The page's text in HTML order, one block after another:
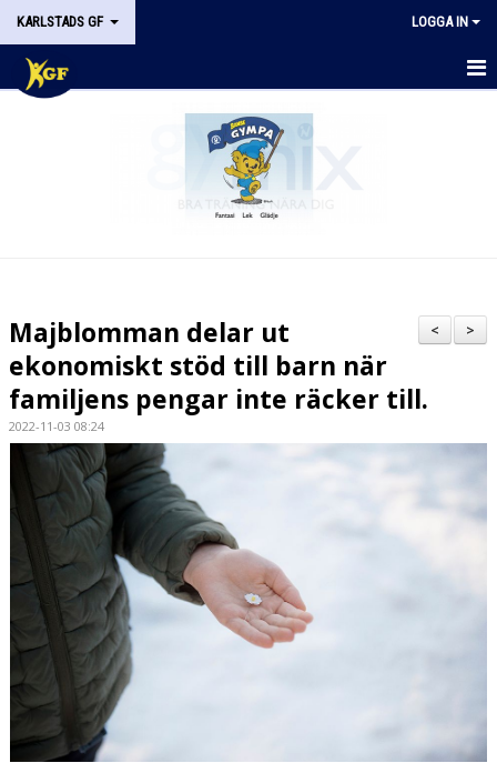
KARLSTADS GF LOGGA IN
NYHETER
KALENDER
STÖDMEDLEM
KONTAKT
PRISER & TERMINSTIDER
BLI LEDARE
FÖRENINGSKOLLEKTION
HYRA KGF-LOKALEN
SPONSORER
>
<
Majblomman delar ut
ekonomiskt stöd till barn när
familjens pengar inte räcker till.
2022-11-03 08:24